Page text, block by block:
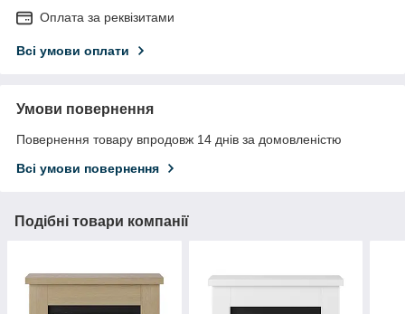
Оплата за реквізитами
Всі умови оплати
Умови повернення
Повернення товару впродовж 14 днів за домовленістю
Всі умови повернення
Подібні товари компанії